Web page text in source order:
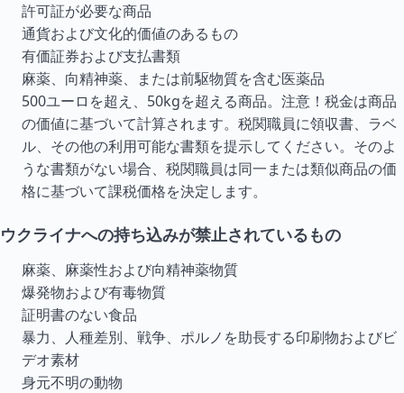
許可証が必要な商品
通貨および文化的価値のあるもの
有価証券および支払書類
麻薬、向精神薬、または前駆物質を含む医薬品
500ユーロを超え、50kgを超える商品。注意！税金は商品
の価値に基づいて計算されます。税関職員に領収書、ラベ
ル、その他の利用可能な書類を提示してください。そのよ
うな書類がない場合、税関職員は同一または類似商品の価
格に基づいて課税価格を決定します。
ウクライナへの持ち込みが禁止されているもの
麻薬、麻薬性および向精神薬物質
爆発物および有毒物質
証明書のない食品
暴力、人種差別、戦争、ポルノを助長する印刷物およびビ
デオ素材
身元不明の動物